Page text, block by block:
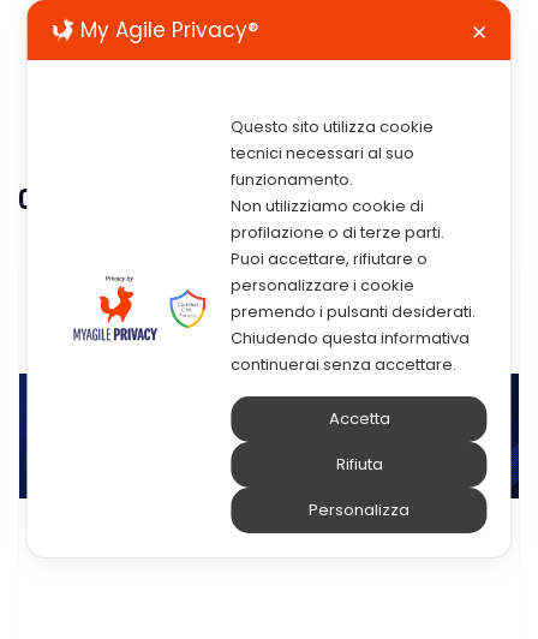
Categoria: Infrastruttura
My Agile Privacy® ✕
Questo sito utilizza cookie
tecnici necessari al suo
funzionamento.
Non utilizziamo cookie di
profilazione o di terze parti.
Puoi accettare, rifiutare o
personalizzare i cookie
premendo i pulsanti desiderati.
Chiudendo questa informativa
continuerai senza accettare.
Accetta
Rifiuta
Personalizza